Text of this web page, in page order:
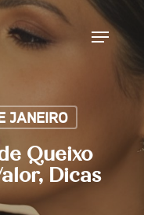
Menu
JANEIRO
Queixo
Dicas